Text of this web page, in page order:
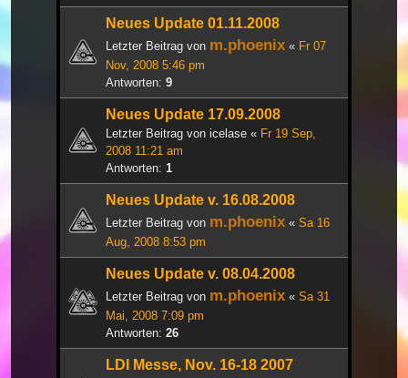
Neues Update 01.11.2008
Letzter Beitrag von m.phoenix « Fr 07
Nov, 2008 5:46 pm
Antworten: 9
Neues Update 17.09.2008
Letzter Beitrag von icelase « Fr 19 Sep,
2008 11:21 am
Antworten: 1
Neues Update v. 16.08.2008
Letzter Beitrag von m.phoenix « Sa 16
Aug, 2008 8:53 pm
Neues Update v. 08.04.2008
Letzter Beitrag von m.phoenix « Sa 31
Mai, 2008 7:09 pm
Antworten: 26
LDI Messe, Nov. 16-18 2007